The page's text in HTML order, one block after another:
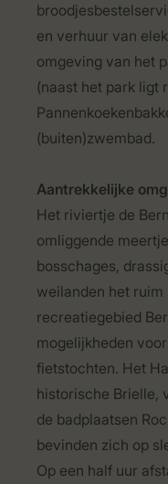
en verhuur van
omgeving van het
(naast het park ligt
(buiten)zwembad.
Aantrekkelijke
Het riviertje de
omliggende
bosschages,
weilanden het
recreatiegebied
mogelijkheden
fietstochten. Het
historische Brielle,
de badplaatsen
bevinden zich op
Op een half uur